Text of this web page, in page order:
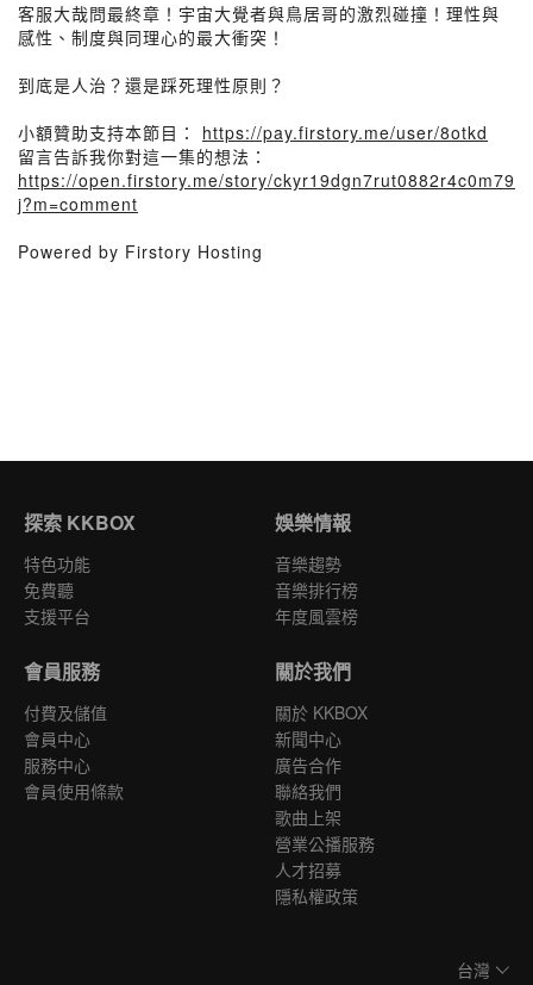
客服大哉問最終章！宇宙大覺者與鳥居哥的激烈碰撞！理性與
感性、制度與同理心的最大衝突！
到底是人治？還是踩死理性原則？
小額贊助支持本節目： https://pay.firstory.me/user/8otkd
留言告訴我你對這一集的想法：
https://open.firstory.me/story/ckyr19dgn7rut0882r4c0m79
j?m=comment
Powered by Firstory Hosting
探索 KKBOX
特色功能
免費聽
支援平台
娛樂情報
音樂趨勢
音樂排行榜
年度風雲榜
會員服務
付費及儲值
會員中心
服務中心
會員使用條款
關於我們
關於 KKBOX
新聞中心
廣告合作
聯絡我們
歌曲上架
營業公播服務
人才招募
隱私權政策
台灣